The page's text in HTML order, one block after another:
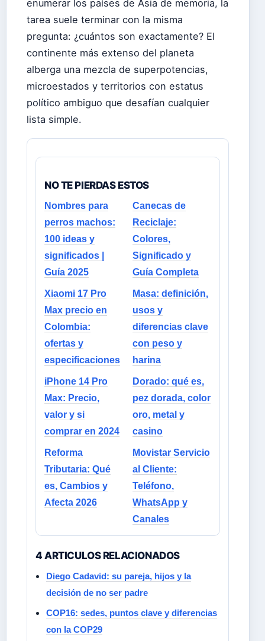
enumerar los países de Asia de memoria, la
tarea suele terminar con la misma
pregunta: ¿cuántos son exactamente? El
continente más extenso del planeta
alberga una mezcla de superpotencias,
microestados y territorios con estatus
político ambiguo que desafían cualquier
lista simple.
NO TE PIERDAS ESTOS
Nombres para
perros machos:
100 ideas y
significados |
Guía 2025
Canecas de
Reciclaje:
Colores,
Significado y
Guía Completa
Xiaomi 17 Pro
Max precio en
Colombia:
ofertas y
especificaciones
Masa: definición,
usos y
diferencias clave
con peso y
harina
iPhone 14 Pro
Max: Precio,
valor y si
comprar en 2024
Dorado: qué es,
pez dorada, color
oro, metal y
casino
Reforma
Tributaria: Qué
es, Cambios y
Afecta 2026
Movistar Servicio
al Cliente:
Teléfono,
WhatsApp y
Canales
4 ARTICULOS RELACIONADOS
Diego Cadavid: su pareja, hijos y la
decisión de no ser padre
COP16: sedes, puntos clave y diferencias
con la COP29